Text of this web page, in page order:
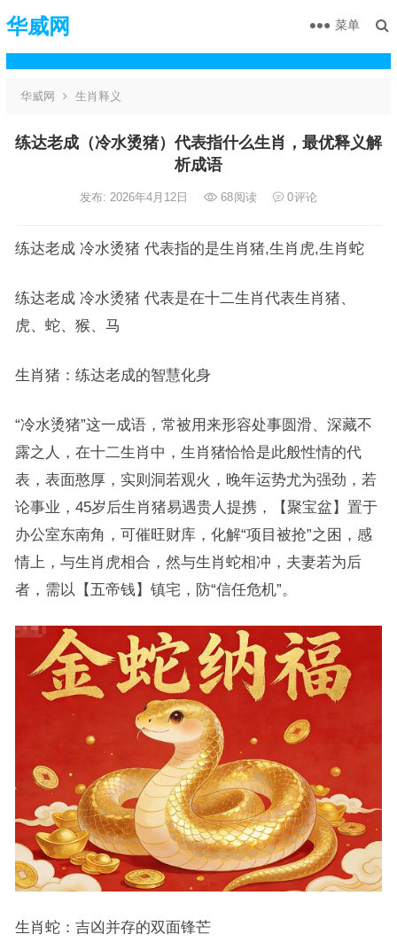
华威网 菜单
华威网 生肖释义
练达老成（冷水烫猪）代表指什么生肖，最优释义解
析成语
发布: 2026年4月12日 68阅读 0评论
练达老成 冷水烫猪 代表指的是生肖猪,生肖虎,生肖蛇
练达老成 冷水烫猪 代表是在十二生肖代表生肖猪、
虎、蛇、猴、马
生肖猪：练达老成的智慧化身
“冷水烫猪”这一成语，常被用来形容处事圆滑、深藏不
露之人，在十二生肖中，生肖猪恰恰是此般性情的代
表，表面憨厚，实则洞若观火，晚年运势尤为强劲，若
论事业，45岁后生肖猪易遇贵人提携，【聚宝盆】置于
办公室东南角，可催旺财库，化解“项目被抢”之困，感
情上，与生肖虎相合，然与生肖蛇相冲，夫妻若为后
者，需以【五帝钱】镇宅，防“信任危机”。
生肖蛇：吉凶并存的双面锋芒